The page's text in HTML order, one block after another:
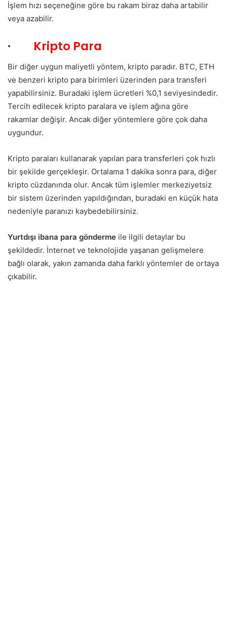
İşlem hızı seçeneğine göre bu rakam biraz daha artabilir
veya azabilir.
· Kripto Para
Bir diğer uygun maliyetli yöntem, kripto paradır. BTC, ETH
ve benzeri kripto para birimleri üzerinden para transferi
yapabilirsiniz. Buradaki işlem ücretleri %0,1 seviyesindedir.
Tercih edilecek kripto paralara ve işlem ağına göre
rakamlar değişir. Ancak diğer yöntemlere göre çok daha
uygundur.
Kripto paraları kullanarak yapılan para transferleri çok hızlı
bir şekilde gerçekleşir. Ortalama 1 dakika sonra para, diğer
kripto cüzdanında olur. Ancak tüm işlemler merkeziyetsiz
bir sistem üzerinden yapıldığından, buradaki en küçük hata
nedeniyle paranızı kaybedebilirsiniz.
Yurtdışı ibana para gönderme ile ilgili detaylar bu
şekildedir. İnternet ve teknolojide yaşanan gelişmelere
bağlı olarak, yakın zamanda daha farklı yöntemler de ortaya
çıkabilir.